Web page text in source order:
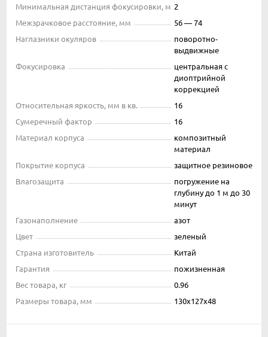
Минимальная дистанция фокусировки, м 2
Межзрачковое расстояние, мм
56 — 74
Наглазники окуляров
поворотно-
выдвижные
Фокусировка
центральная с
диоптрийной
коррекцией
Относительная яркость, мм в кв.
16
Сумеречный фактор
16
Материал корпуса
композитный
материал
Покрытие корпуса
защитное резиновое
Влагозащита
погружение на
глубину до 1 м до 30
минут
Газонаполнение
азот
Цвет
зеленый
Страна изготовитель
Китай
Гарантия
пожизненная
Вес товара, кг
0.96
Размеры товара, мм
130х127х48